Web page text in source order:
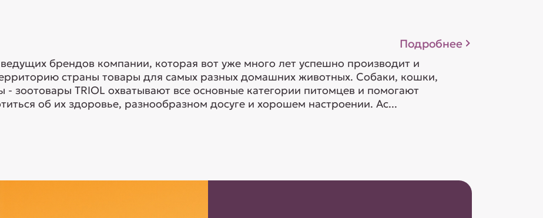
Подробнее
брендов компании, которая вот уже много лет успешно производит и
страны товары для самых разных домашних животных. Собаки, кошки,
- зоотовары TRIOL охватывают все основные категории питомцев и помогают
об их здоровье, разнообразном досуге и хорошем настроении. Ас...